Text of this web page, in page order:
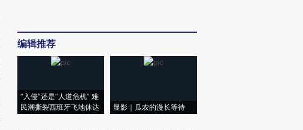
编辑推荐
“入侵”还是“人道危机” 难
民潮撕裂西班牙飞地休达
显影｜瓜农的漫长等待